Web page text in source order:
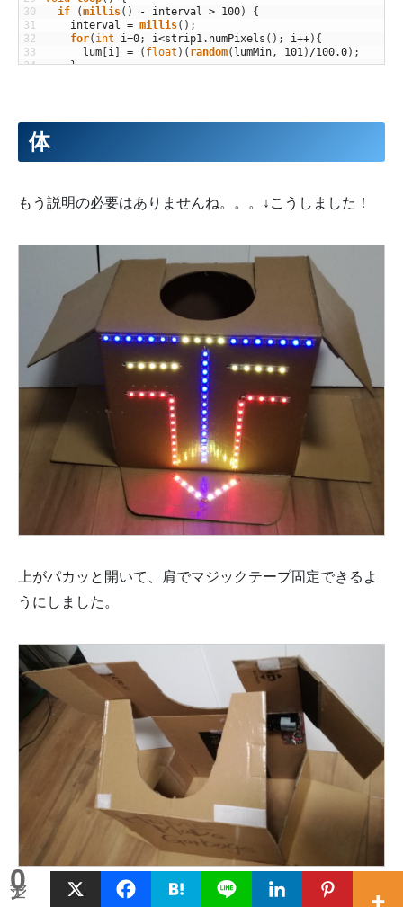
30
31
32
33
34
38
39
40
41
44
45
if
(millis( ) - interval > 100)
{
interval = millis( ) ;
for( int i=0; i<strip1. numPixels ( ) ; i++) {
lum i = ( float ) ( random( lumMin, 101) /100.0) ;
}
for(int i=0; i<strip1.numPixels(); i++){
for(int i=5; i<9; i++){
strip1.show( );
体
もう説明の必要はありませんね。。。↓こうしました！
上がパカッと開いて、肩でマジックテープ固定できるよ
うにしました。
0
シェア